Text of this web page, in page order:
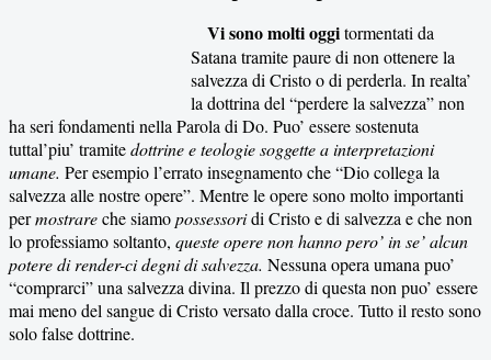
Vi sono molti oggitormentati da
Satana tramite paure di non ottenere la
salvezza di Cristo o di perderla. In realta’
la dottrina del “perdere la salvezza” non
ha seri fondamenti nella Parola di Do. Puo’ essere sostenuta
tuttal’piu’ tramitedottrine e teologie soggette a interpretazioni
umane. Per esempio l’errato insegnamento che “Dio collega la
salvezza alle nostre opere”. Mentre le opere sono molto importanti
permostrareche siamopossessoridi Cristo e di salvezza e che non
lo professiamo soltanto, queste opere non hanno pero’ in se’ alcun
potere di render-ci degni di salvezza. Nessuna opera umana puo’
“comprarci” una salvezza divina. Il prezzo di questa non puo’ essere
mai meno del sangue di Cristo versato dalla croce. Tutto il resto sono
solo false dottrine.